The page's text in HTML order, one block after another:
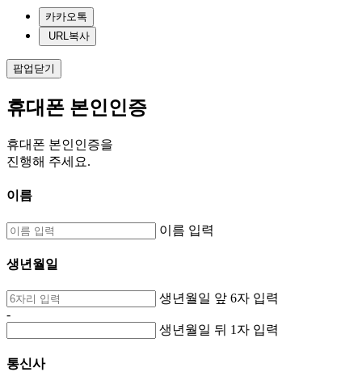
카카오톡
URL복사
팝업닫기
휴대폰 본인인증
휴대폰 본인인증을
진행해 주세요.
이름
이름 입력
생년월일
생년월일 앞 6자 입력
-
생년월일 뒤 1자 입력
통신사